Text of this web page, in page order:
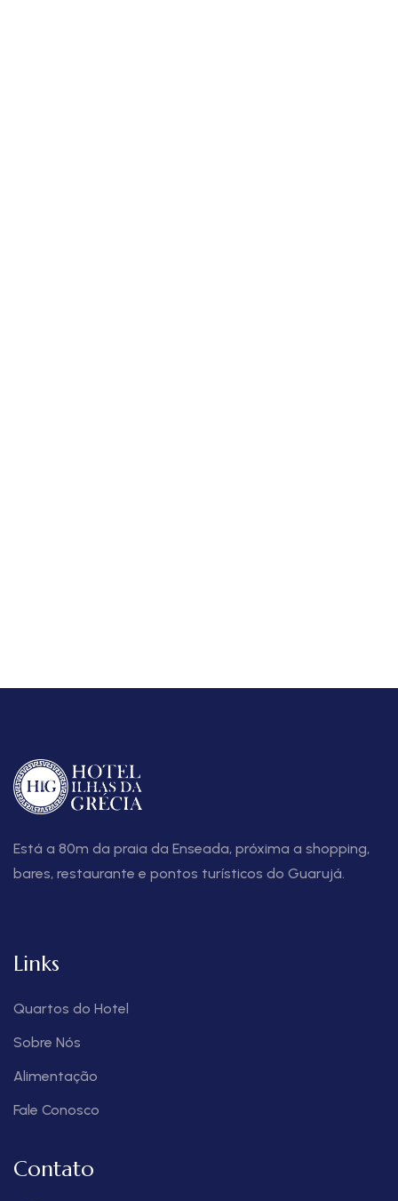
Está a 80m da praia da Enseada, próxima a shopping,
bares, restaurante e pontos turísticos do Guarujá.
Links
Quartos do Hotel
Sobre Nós
Alimentação
Fale Conosco
Contato